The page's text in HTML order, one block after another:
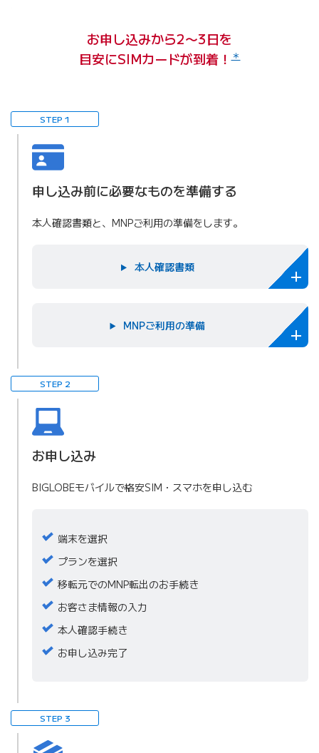
お申し込みから2〜3日を
目安にSIMカードが到着！＊
STEP 1
申し込み前に必要なものを準備する
本人確認書類と、MNPご利用の準備をします。
本人確認書類
MNPご利用の準備
STEP 2
お申し込み
BIGLOBEモバイルで格安SIM・スマホを申し込む
端末を選択
プランを選択
移転元でのMNP転出のお手続き
お客さま情報の入力
本人確認手続き
お申し込み完了
STEP 3